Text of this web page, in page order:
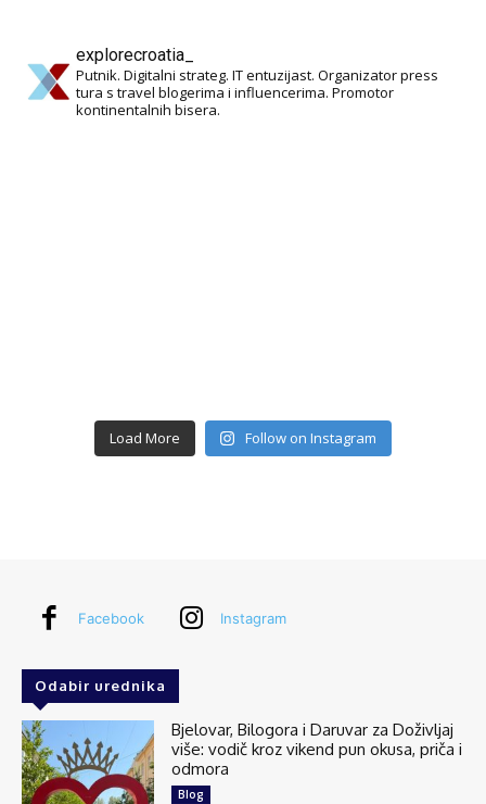
explorecroatia_
Putnik. Digitalni strateg. IT entuzijast. Organizator press
tura s travel blogerima i influencerima. Promotor
kontinentalnih bisera.
Load More Follow on Instagram
Facebook Instagram
Odabir urednika
Bjelovar, Bilogora i Daruvar za Doživljaj
više: vodič kroz vikend pun okusa, priča i
odmora
Blog